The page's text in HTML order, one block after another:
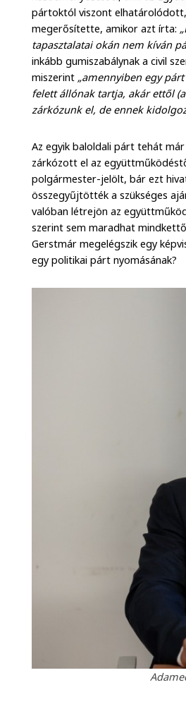
pártoktól viszont
megerősítette, amikor azt írta:
tapasztalatai okán nem kíván
inkább gumiszabálynak a civil
miszerint „amennyiben egy
felett állónak tartja, akár ettől
zárkózunk el, de ennek
Az egyik baloldali párt tehát
zárkózott el az
polgármester-jelölt, bár ezt
összegyűjtötték a szükséges
valóban létrejön az
szerint sem maradhat
Gerstmár megelégszik egy
egy politikai párt nyomásának?